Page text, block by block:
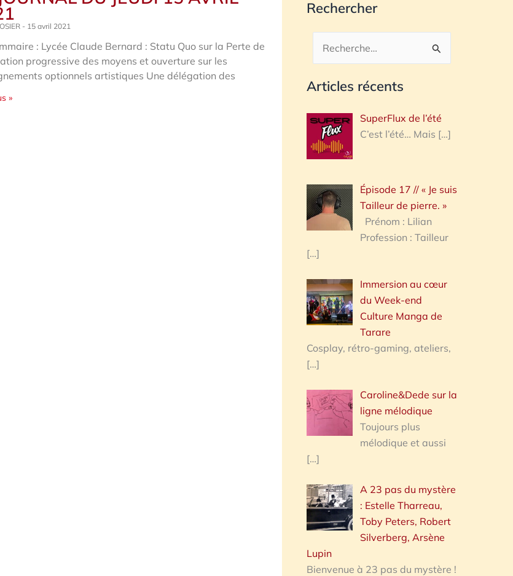
15 avril 2021
: Lycée Claude Bernard : Statu Quo sur la Perte de
progressive des moyens et ouverture sur les
optionnels artistiques Une délégation des
»
Rechercher
Rechercher :
Articles récents
SuperFlux de l’été
C’est l’été… Mais […]
Épisode 17 // « Je suis
Tailleur de pierre. »
Prénom : Lilian
Profession : Tailleur
[…]
Immersion au cœur
du Week-end
Culture Manga de
Tarare
Cosplay, rétro-gaming, ateliers,
[…]
Caroline&Dede sur la
ligne mélodique
Toujours plus
mélodique et aussi
[…]
A 23 pas du mystère
: Estelle Tharreau,
Toby Peters, Robert
Silverberg, Arsène
Lupin
Bienvenue à 23 pas du mystère !